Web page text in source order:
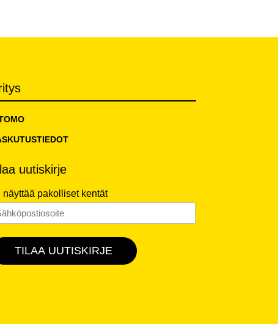
uutiskirje
näyttää pakolliset kentät
*
TILAA UUTISKIRJE